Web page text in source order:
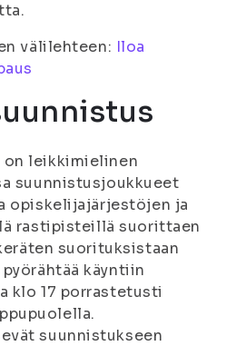
välilehteen: Iloa
on leikkimielinen
suunnistusjoukkueet
opiskelijajärjestöjen ja
rastipisteillä suorittaen
suorituksistaan
käyntiin
klo 17 porrastetusti
suunnistukseen